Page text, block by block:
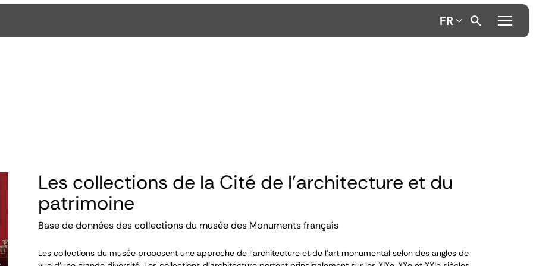
FR
Les collections de la Cité de l'architecture et du
patrimoine
Base de données des collections du musée des Monuments français
Les collections du musée proposent une approche de l’architecture et de l’art monumental selon des angles de